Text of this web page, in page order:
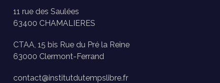
11 rue des Saulées
63400 CHAMALIERES
CTAA, 15 bis Rue du Pré la Reine
63000 Clermont-Ferrand
contact@institutdutempslibre.fr